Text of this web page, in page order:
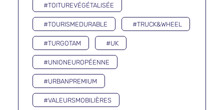
#TOITUREVÉGÉTALISÉE
#TOURISMEDURABLE #TRUCK&WHEEL
#TURGOTAM #UK
#UNIONEUROPÉENNE
#URBANPREMIUM
#VALEURSMOBILIÈRES